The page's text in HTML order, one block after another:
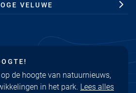
VELUWE
de hoogte van natuurnieuws,
in het park. Lees alles